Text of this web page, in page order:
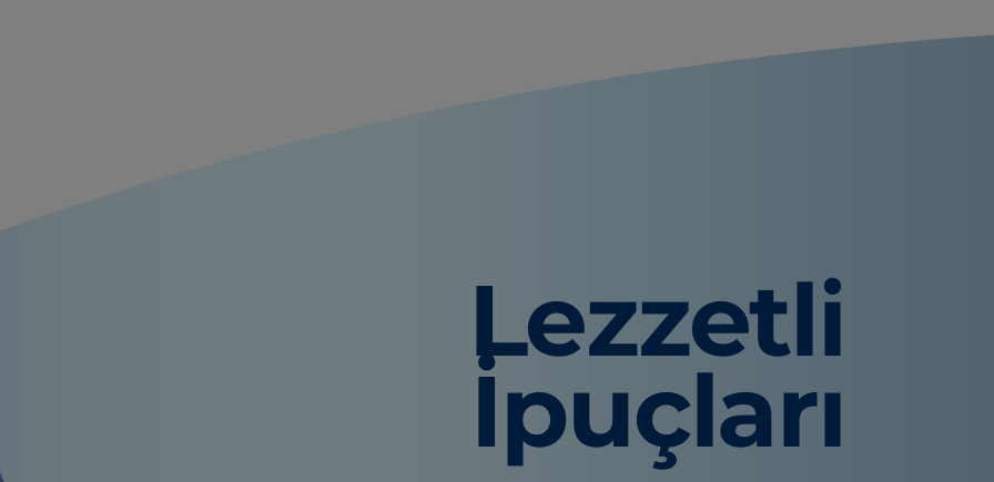
Lezzetli
İpuçları